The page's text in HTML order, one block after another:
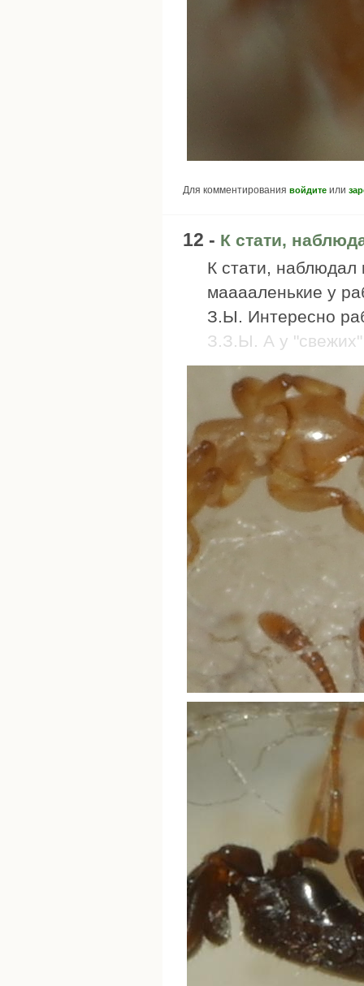
Для комментирования войдите или
12 - К стати,
К стати, наблюдал
мааааленькие у
З.Ы. Интересно
З.З.Ы. А у